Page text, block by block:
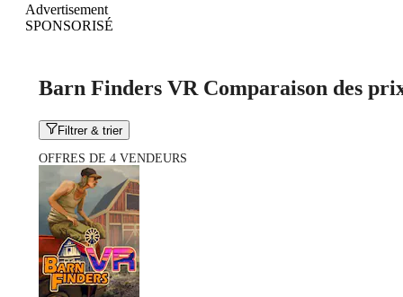
Advertisement
SPONSORISÉ
Barn Finders VR Comparaison des
Filtrer & trier
OFFRES DE 4 VENDEURS